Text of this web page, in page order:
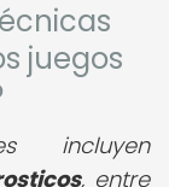
juegos
incluyen
, entre